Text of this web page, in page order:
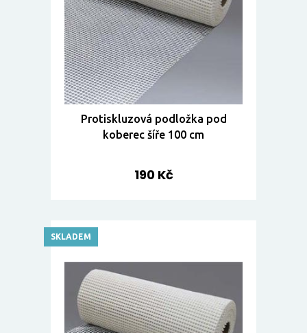
Protiskluzová podložka pod
koberec šíře 100 cm
190 Kč
SKLADEM